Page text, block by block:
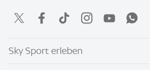
Sky Sport erleben